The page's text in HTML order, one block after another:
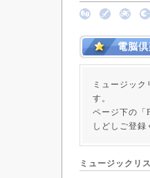
電脳
ミュージッ
す。
ページ下の「
しどしご登
ミュージックリ